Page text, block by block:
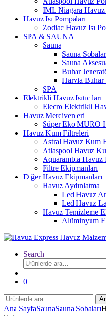
IML Niagara Havuz
Havuz Isı Pompaları
Zodiac Havuz Isı
SPA & SAUNA
Sauna
Sauna
Sauna
Buhar
Harvia Buhar
SPA
Elektrikli Havuz Isıtıcıları
Elecro Elektrikli
Havuz Merdivenleri
Süper Eko MURO
Havuz Kum Filtreleri
Astral Havuz Kum
Atlaspool Havuz
Aquarambla Havuz
Filtre Ekipmanları
Diğer Havuz Ekipmanları
Havuz Aydınlatma
Led Havuz
Led Havuz
Havuz Temizleme
Alüminyum
Search
Ara:
0
Ara:
Ana SayfaSaunaSauna Sobaları